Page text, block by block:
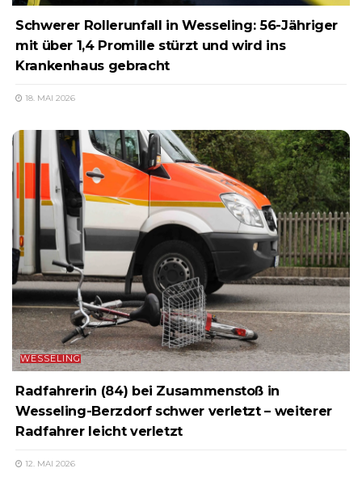
Schwerer Rollerunfall in Wesseling: 56-Jähriger
mit über 1,4 Promille stürzt und wird ins
Krankenhaus gebracht
18. MAI 2026
WESSELING
Radfahrerin (84) bei Zusammenstoß in
Wesseling-Berzdorf schwer verletzt – weiterer
Radfahrer leicht verletzt
12. MAI 2026